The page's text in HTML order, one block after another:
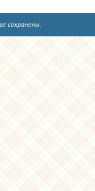
сохранены.